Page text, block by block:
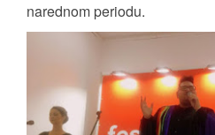
narednom periodu.